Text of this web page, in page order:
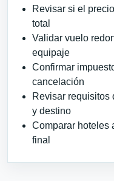
Revisar si el
total
Validar vuelo
equipaje
Confirmar
cancelación
Revisar requisitos
y destino
Comparar hoteles
final